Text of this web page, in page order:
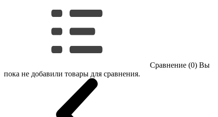
Сравнение (0) Вы
пока не добавили товары для сравнения.